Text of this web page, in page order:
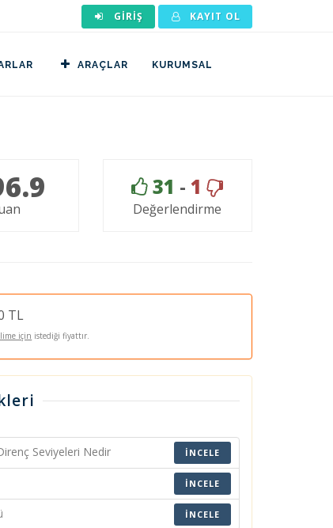
GIRIŞ KAYIT OL
ARAÇLAR KURUMSAL
31 - 1
Değerlendirme
TL
için istediği fiyattır.
Seviyeleri Nedir İNCELE
İNCELE
İNCELE